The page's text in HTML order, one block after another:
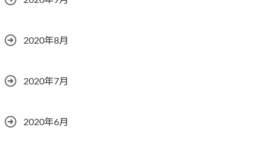
2020年8月
2020年7月
2020年6月